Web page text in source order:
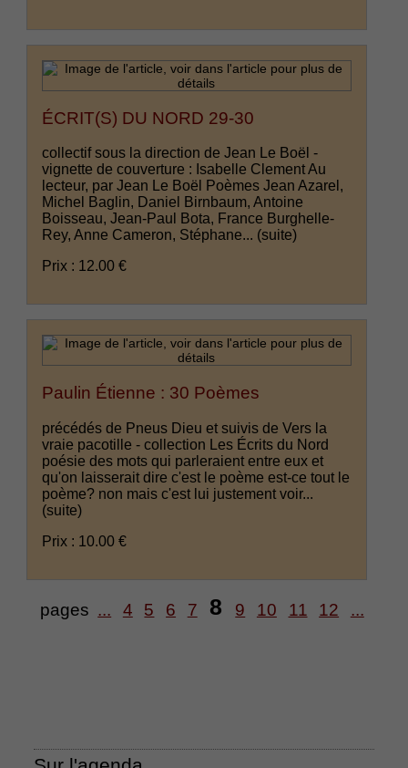
ÉCRIT(S) DU NORD 29-30
collectif sous la direction de Jean Le Boël -
vignette de couverture : Isabelle Clement Au
lecteur, par Jean Le Boël Poèmes Jean Azarel,
Michel Baglin, Daniel Birnbaum, Antoine
Boisseau, Jean-Paul Bota, France Burghelle-
Rey, Anne Cameron, Stéphane... (suite)
Prix : 12.00 €
Paulin Étienne : 30 Poèmes
précédés de Pneus Dieu et suivis de Vers la
vraie pacotille - collection Les Écrits du Nord
poésie des mots qui parleraient entre eux et
qu'on laisserait dire c'est le poème est-ce tout le
poème? non mais c'est lui justement voir...
(suite)
Prix : 10.00 €
pages ... 4 5 6 7 8 9 10 11 12 ...